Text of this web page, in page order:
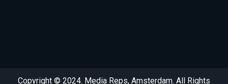
Copyright © 2024. Media Reps, Amsterdam. All Rights